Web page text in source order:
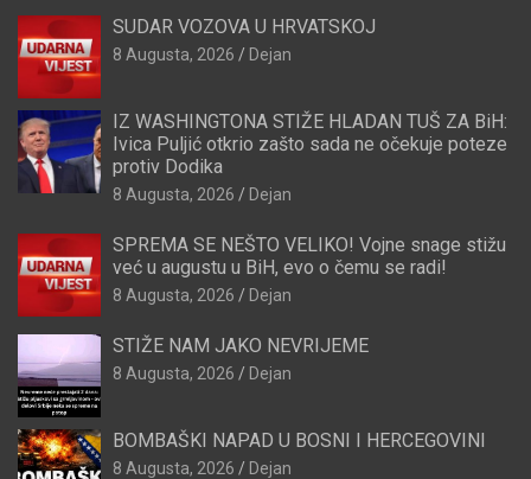
SUDAR VOZOVA U HRVATSKOJ
8 Augusta, 2026 Dejan
IZ WASHINGTONA STIŽE HLADAN TUŠ ZA BiH:
Ivica Puljić otkrio zašto sada ne očekuje poteze
protiv Dodika
8 Augusta, 2026 Dejan
SPREMA SE NEŠTO VELIKO! Vojne snage stižu
već u augustu u BiH, evo o čemu se radi!
8 Augusta, 2026 Dejan
STIŽE NAM JAKO NEVRIJEME
8 Augusta, 2026 Dejan
BOMBAŠKI NAPAD U BOSNI I HERCEGOVINI
8 Augusta, 2026 Dejan